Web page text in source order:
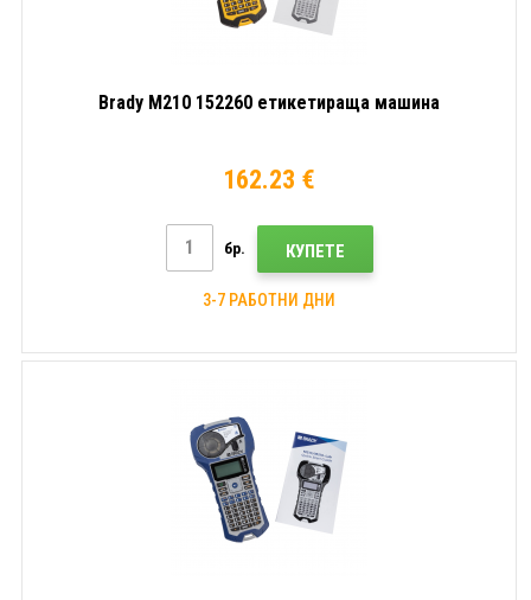
Brady M210 152260 етикетираща машина
162.23 €
бр. КУПЕТЕ
3-7 РАБОТНИ ДНИ